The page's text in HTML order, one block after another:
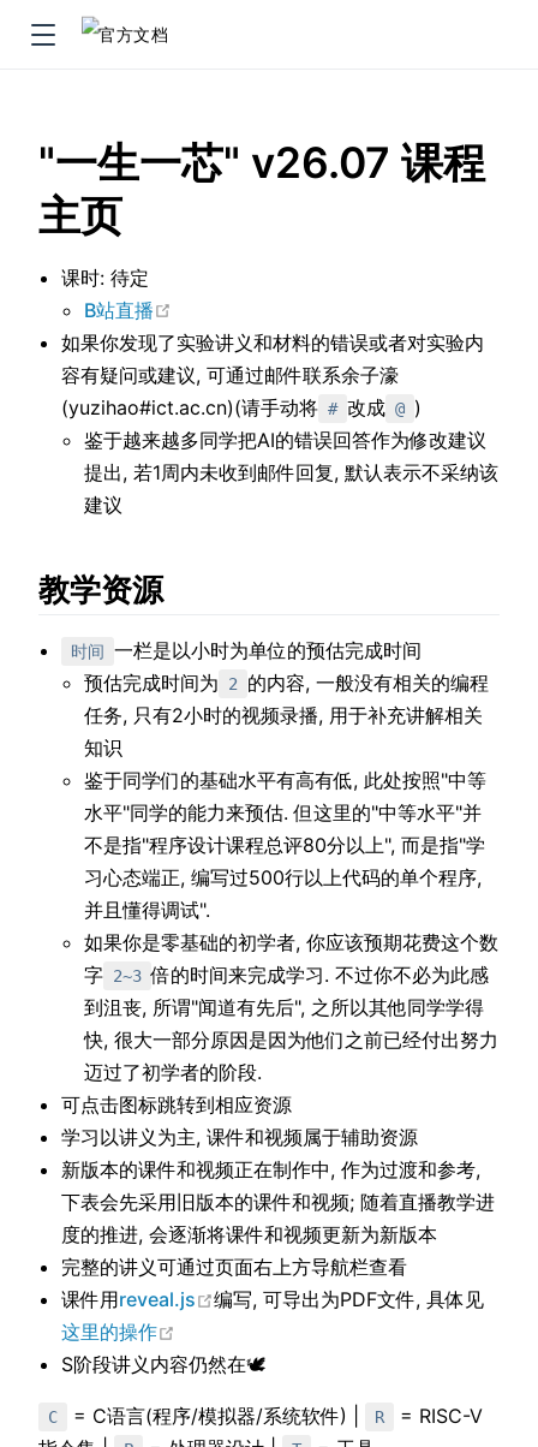
"一生一芯" v26.07 课程
主页
课时: 待定
B站直播
如果你发现了实验讲义和材料的错误或者对实验内
容有疑问或建议, 可通过邮件联系余子濠
(yuzihao#ict.ac.cn)(请手动将 # 改成 @ )
鉴于越来越多同学把AI的错误回答作为修改建议
提出, 若1周内未收到邮件回复, 默认表示不采纳该
建议
教学资源
时间 一栏是以小时为单位的预估完成时间
预估完成时间为
2 的内容, 一般没有相关的编程
任务, 只有2小时的视频录播, 用于补充讲解相关
知识
鉴于同学们的基础水平有高有低, 此处按照"中等
水平"同学的能力来预估. 但这里的"中等水平"并
不是指"程序设计课程总评80分以上", 而是指"学
习心态端正, 编写过500行以上代码的单个程序,
并且懂得调试".
如果你是零基础的初学者, 你应该预期花费这个数
字 2~3 倍的时间来完成学习. 不过你不必为此感
到沮丧, 所谓"闻道有先后", 之所以其他同学学得
快, 很大一部分原因是因为他们之前已经付出努力
迈过了初学者的阶段.
可点击图标跳转到相应资源
学习以讲义为主, 课件和视频属于辅助资源
新版本的课件和视频正在制作中, 作为过渡和参考,
下表会先采用旧版本的课件和视频; 随着直播教学进
度的推进, 会逐渐将课件和视频更新为新版本
完整的讲义可通过页面右上方导航栏查看
课件用reveal.js 在新窗口中打开
编写, 可导出为PDF文件, 具体见
这里的操作
S阶段讲义内容仍然在🕊
C = C语言(程序/模拟器/系统软件) | R
= RISC-V